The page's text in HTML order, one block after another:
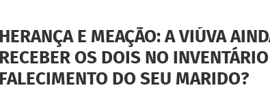
"PROMESSA
DE
COMPRA
E
VENDA"
HERANÇA E MEAÇÃO: A VIÚVA
RECEBER OS DOIS NO
FALECIMENTO DO SEU MARIDO?